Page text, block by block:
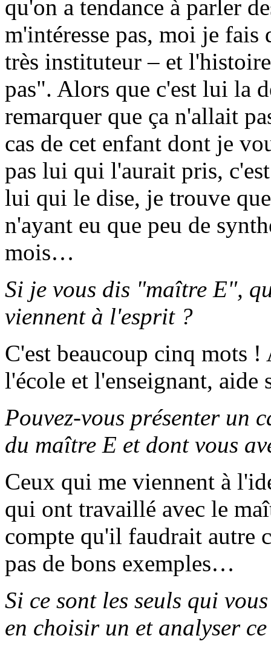
qu'on a tendance à parler
m'intéresse pas, moi je
très instituteur – et
pas". Alors que c'est lui la
remarquer que ça n'allait
cas de cet enfant dont je
pas lui qui l'aurait pris,
lui qui le dise, je trouve
n'ayant eu que peu de
mois…
Si je vous dis "maître E",
viennent à l'esprit ?
C'est beaucoup cinq mots
l'école et l'enseignant, aide
Pouvez-vous présenter un
du maître E et dont vous
Ceux qui me viennent à
qui ont travaillé avec le
compte qu'il faudrait autre
pas de bons exemples…
Si ce sont les seuls qui
en choisir un et analyser